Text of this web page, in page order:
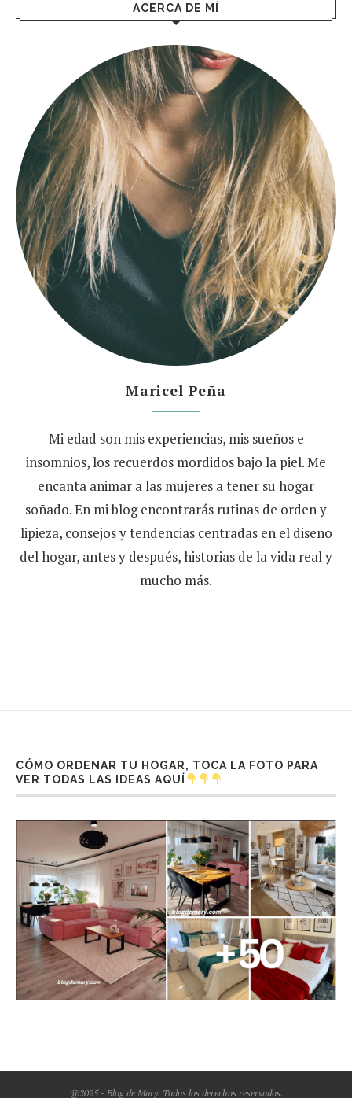
ACERCA DE MÍ
Maricel Peña
Mi edad son mis experiencias, mis sueños e
insomnios, los recuerdos mordidos bajo la piel. Me
encanta animar a las mujeres a tener su hogar
soñado. En mi blog encontrarás rutinas de orden y
lipieza, consejos y tendencias centradas en el diseño
del hogar, antes y después, historias de la vida real y
mucho más.
CÓMO ORDENAR TU HOGAR, TOCA LA FOTO PARA
VER TODAS LAS IDEAS AQUÍ
@2025 - Blog de Mary. Todos los derechos reservados.